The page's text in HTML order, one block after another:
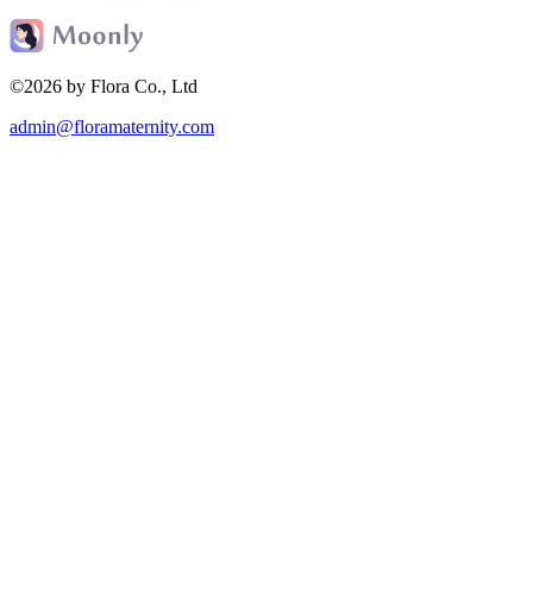
©2026 by Flora Co., Ltd
admin@floramaternity.com